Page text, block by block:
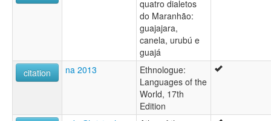
quatro dialetos
do Maranhão:
guajajara,
canela, urubú e
guajá
citation
na 2013
Ethnologue:
Languages of the
World, 17th
Edition